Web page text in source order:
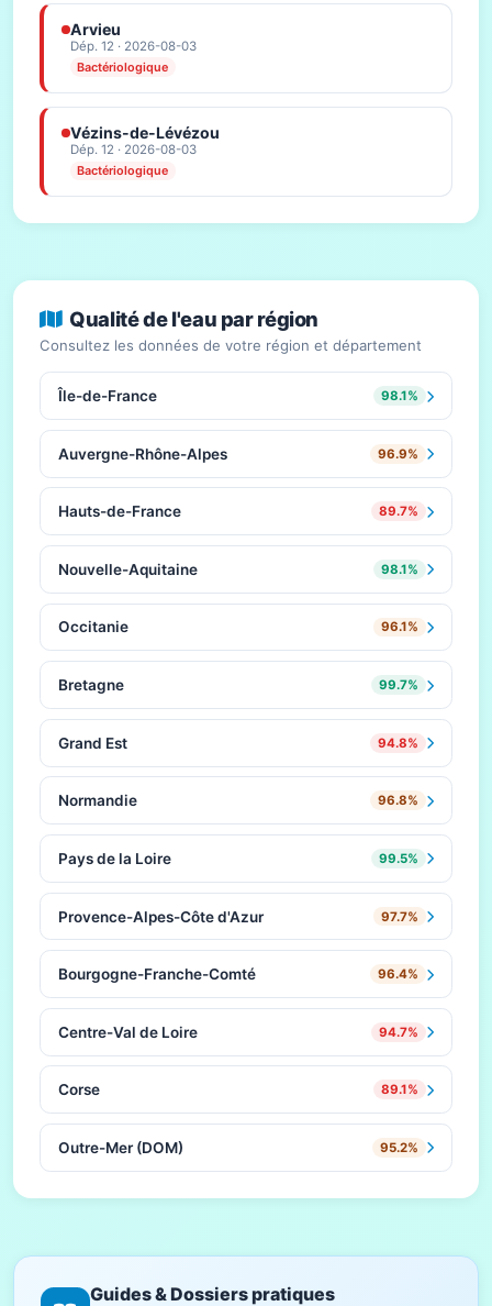
Arvieu
Dép. 12 · 2026-08-03
Bactériologique
Vézins-de-Lévézou
Dép. 12 · 2026-08-03
Bactériologique
Qualité de l'eau par région
Consultez les données de votre région et département
Île-de-France 98.1%
Auvergne-Rhône-Alpes 96.9%
Hauts-de-France 89.7%
Nouvelle-Aquitaine 98.1%
Occitanie 96.1%
Bretagne 99.7%
Grand Est 94.8%
Normandie 96.8%
Pays de la Loire 99.5%
Provence-Alpes-Côte d'Azur 97.7%
Bourgogne-Franche-Comté 96.4%
Centre-Val de Loire 94.7%
Corse 89.1%
Outre-Mer (DOM) 95.2%
Guides & Dossiers pratiques